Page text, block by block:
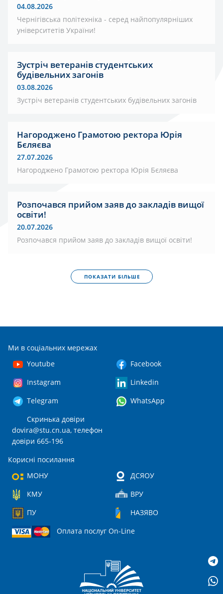
04.08.2026
Чернігівська політехніка - серед найпопулярніших
університетів України!
Зустріч ветеранів студентських
будівельних загонів
03.08.2026
Зустріч ветеранів студентських будівельних загонів
Нагороджено Грамотою ректора Юрія
Бєляєва
27.07.2026
Нагороджено Грамотою ректора Юрія Бєляєва
Розпочався прийом заяв до закладів вищої
освіти!
20.07.2026
Розпочався прийом заяв до закладів вищої освіти!
ПОКАЗАТИ БІЛЬШЕ
Ми в соціальних мережах
Youtube
Facebook
Instagram
Linkedin
Telegram
WhatsApp
Скринька довіри
dovira@stu.cn.ua, телефон
довіри 665-196
Корисні посилання
МОНУ
ДСЯОУ
КМУ
ВРУ
ПУ
НАЗЯВО
Оплата послуг On-Line